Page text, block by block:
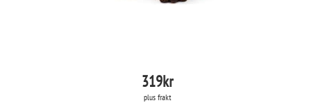
319kr
plus frakt